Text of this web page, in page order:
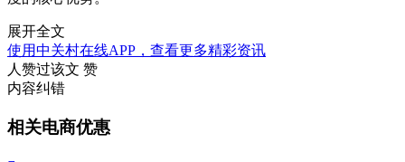
展开全文
使用中关村在线APP，查看更多精彩资讯
人赞过该文 赞
内容纠错
相关电商优惠